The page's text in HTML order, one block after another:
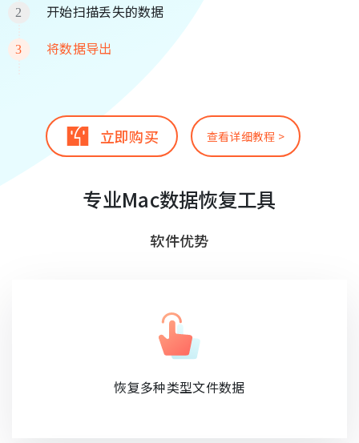
开始扫描丢失的数据
将数据导出
立即购买 查看详细教程 >
专业Mac数据恢复工具
软件优势
恢复多种类型文件数据